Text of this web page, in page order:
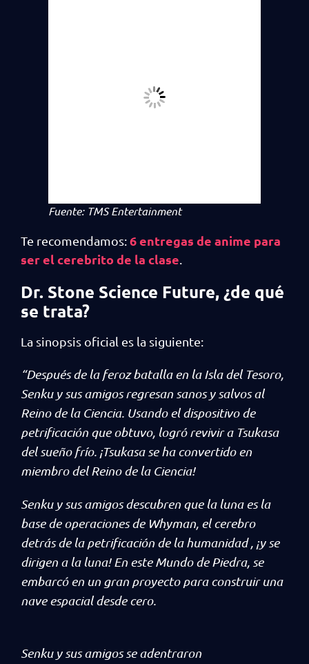
Fuente: TMS Entertainment
Te recomendamos:6 entregas de anime para
ser el cerebrito de la clase
Dr. Stone Science Future, ¿de qué
se trata?
La sinopsis oficial es la siguiente:
“Después de la feroz batalla en la Isla del Tesoro,
Senku y sus amigos regresan sanos y salvos al
Reino de la Ciencia. Usando el dispositivo de
petrificación que obtuvo, logró revivir a Tsukasa
del sueño frío. ¡Tsukasa se ha convertido en
miembro del Reino de la Ciencia!
Senku y sus amigos descubren que la luna es la
base de operaciones de Whyman, el cerebro
detrás de la petrificación de la humanidad , ¡y se
dirigen a la luna! En este Mundo de Piedra, se
embarcó en un gran proyecto para construir una
nave espacial desde cero.
Senku y sus amigos se adentraron